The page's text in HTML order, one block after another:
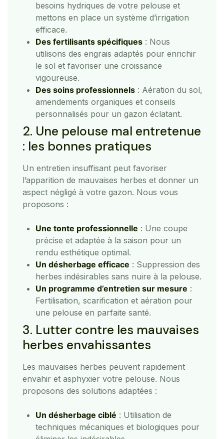
besoins hydriques de votre pelouse et
mettons en place un système d’irrigation
efficace.
Des fertilisants spécifiques: Nous
utilisons des engrais adaptés pour enrichir
le sol et favoriser une croissance
vigoureuse.
Des soins professionnels: Aération du sol,
amendements organiques et conseils
personnalisés pour un gazon éclatant.
2. Une pelouse mal entretenue
: les bonnes pratiques
Un entretien insuffisant peut favoriser
l’apparition de mauvaises herbes et donner un
aspect négligé à votre gazon. Nous vous
proposons :
Une tonte professionnelle : Une coupe
précise et adaptée à la saison pour un
rendu esthétique optimal.
Un désherbage efficace : Suppression des
herbes indésirables sans nuire à la pelouse.
Un programme d’entretien sur mesure :
Fertilisation, scarification et aération pour
une pelouse en parfaite santé.
3. Lutter contre les mauvaises
herbes envahissantes
Les mauvaises herbes peuvent rapidement
envahir et asphyxier votre pelouse. Nous
proposons des solutions adaptées :
Un désherbage ciblé : Utilisation de
techniques mécaniques et biologiques pour